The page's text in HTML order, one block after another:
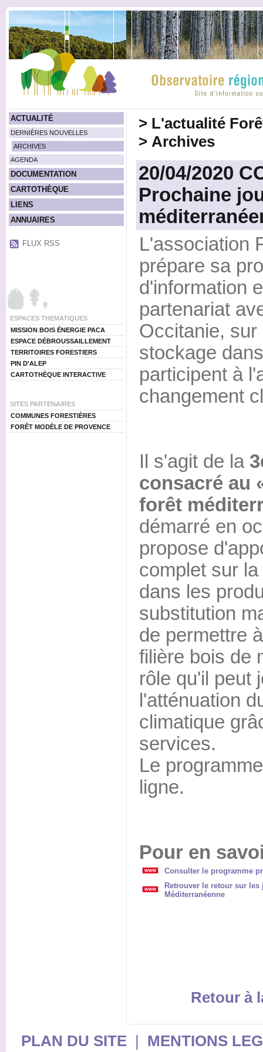
ACTUALITÉ
DERNIÈRES NOUVELLES
ARCHIVES
AGENDA
DOCUMENTATION
CARTOTHÈQUE
LIENS
ANNUAIRES
FLUX RSS
ESPACES THEMATIQUES
MISSION BOIS ÉNERGIE PACA
ESPACE DÉBROUSSAILLEMENT
TERRITOIRES FORESTIERS
PIN D'ALEP
CARTOTHÈQUE INTERACTIVE
SITES PARTENAIRES
COMMUNES FORESTIÈRES
FORÊT MODÈLE DE PROVENCE
> L'actualité
> Archives
20/04/2020
Prochaine
L'association
prépare sa
d'information
partenariat
Occitanie, sur
stockage
participent à
changement
Il s'agit de la
consacré au
forêt
démarré en
propose
complet sur
dans les
substitution
de permettre
filière bois de
rôle qu'il peut
l'atténuation
climatique
services.
Le
ligne.
Pour en
Consulter le programme
Retrouver le retour sur
Méditerranéenne
Retour à
PLAN DU SITE| MENTIONS